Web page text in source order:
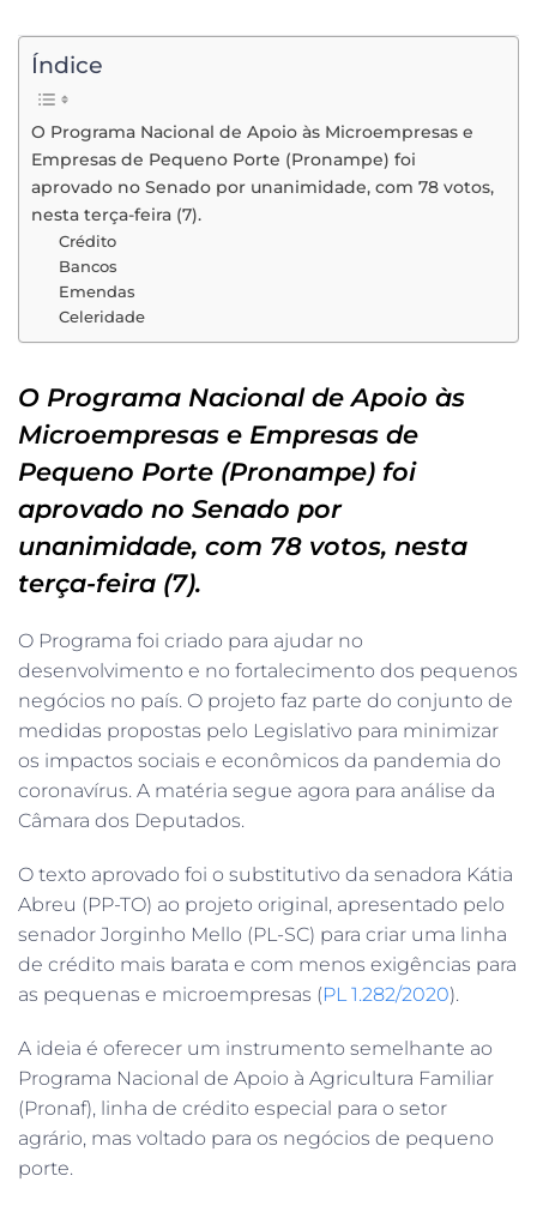
Índice
O Programa Nacional de Apoio às Microempresas e
Empresas de Pequeno Porte (Pronampe) foi
aprovado no Senado por unanimidade, com 78 votos,
nesta terça-feira (7).
Crédito
Bancos
Emendas
Celeridade
O Programa Nacional de Apoio às
Microempresas e Empresas de
Pequeno Porte (Pronampe) foi
aprovado no Senado por
unanimidade, com 78 votos, nesta
terça-feira (7).
O Programa foi criado para ajudar no
desenvolvimento e no fortalecimento dos pequenos
negócios no país. O projeto faz parte do conjunto de
medidas propostas pelo Legislativo para minimizar
os impactos sociais e econômicos da pandemia do
coronavírus. A matéria segue agora para análise da
Câmara dos Deputados.
O texto aprovado foi o substitutivo da senadora Kátia
Abreu (PP-TO) ao projeto original, apresentado pelo
senador Jorginho Mello (PL-SC) para criar uma linha
de crédito mais barata e com menos exigências para
as pequenas e microempresas (PL 1.282/2020).
A ideia é oferecer um instrumento semelhante ao
Programa Nacional de Apoio à Agricultura Familiar
(Pronaf), linha de crédito especial para o setor
agrário, mas voltado para os negócios de pequeno
porte.